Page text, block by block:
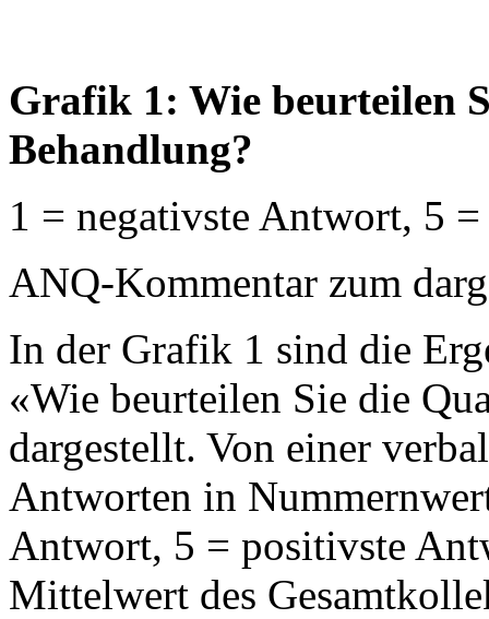
Grafik 1: Wie beurteilen
Behandlung?
1 = negativste Antwort, 5
ANQ-Kommentar zum
In der Grafik 1 sind die
«Wie beurteilen Sie die
dargestellt. Von einer
Antworten in
Antwort, 5 = positivste
Mittelwert des